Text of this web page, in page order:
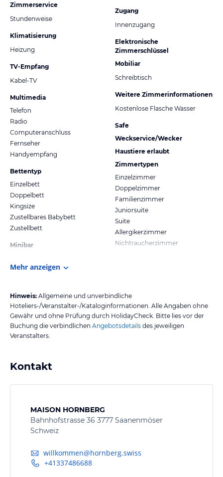
Zimmerservice
Stundenweise
Klimatisierung
Heizung
TV-Empfang
Kabel-TV
Multimedia
Telefon
Radio
Computeranschluss
Fernseher
Handyempfang
Bettentyp
Einzelbett
Doppelbett
Kingsize
Zustellbares Babybett
Zustellbett
Minibar
Zugang
Innenzugang
Elektronische
Zimmerschlüssel
Mobiliar
Schreibtisch
Weitere Zimmerinformationen
Kostenlose Flasche Wasser
Safe
Weckservice/Wecker
Haustiere erlaubt
Zimmertypen
Einzelzimmer
Doppelzimmer
Familienzimmer
Juniorsuite
Suite
Allergikerzimmer
Nichtraucherzimmer
Mehr anzeigen
Hinweis: Allgemeine und unverbindliche
Hoteliers-/Veranstalter-/Kataloginformationen. Alle Angaben ohne
Gewähr und ohne Prüfung durch HolidayCheck. Bitte lies vor der
Buchung die verbindlichen Angebotsdetails des jeweiligen
Veranstalters.
Kontakt
MAISON HORNBERG
Bahnhofstrasse 36 3777 Saanenmöser
Schweiz
willkommen@hornberg.swiss
+41337486688